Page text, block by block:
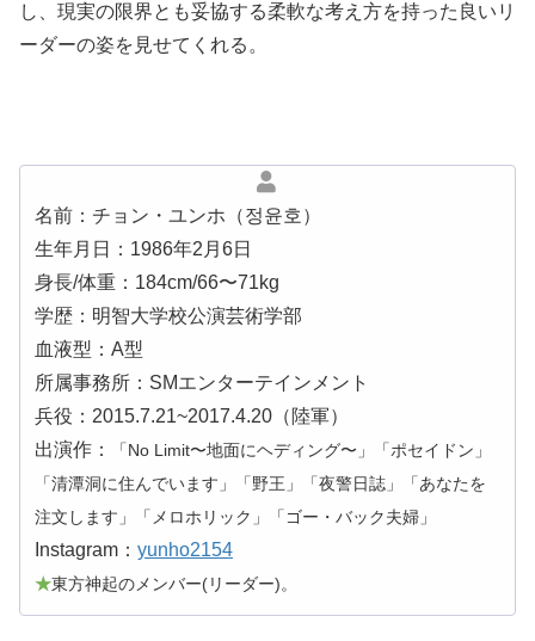
し、現実の限界とも妥協する柔軟な考え方を持った良いリ
ーダーの姿を見せてくれる。
名前：チョン・ユンホ（정윤호）
生年月日：1986年2月6日
身長/体重：184cm/66〜71kg
学歴：明智大学校公演芸術学部
血液型：A型
所属事務所：SMエンターテインメント
兵役：2015.7.21~2017.4.20（陸軍）
出演作：
「No Limit〜地面にヘディング〜」「ポセイドン」
「清潭洞に住んでいます」「野王」「夜警日誌」「あなたを
注文します」「メロホリック」「ゴー・バック夫婦」
Instagram： yunho2154
★東方神起のメンバー(リーダー)。